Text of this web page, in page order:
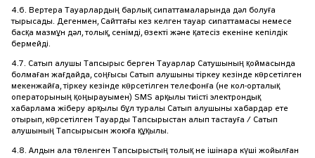
4.6. Вертера Тауарлардың барлық сипаттамаларында дәл болуға
тырысады. Дегенмен, Сайттағы кез келген тауар сипаттамасы немесе
басқа мазмұн дәл, толық, сенімді, өзекті және қатесіз екеніне кепілдік
бермейді.
4.7. Сатып алушы Тапсырыс берген Тауарлар Сатушының қоймасында
болмаған жағдайда, соңғысы Сатып алушыны тіркеу кезінде көрсетілген
мекенжайға, тіркеу кезінде көрсетілген телефонға (не кол-орталық
операторының қоңырауымен) SMS арқылы тиісті электрондық
хабарлама жіберу арқылы бұл туралы Сатып алушыны хабардар ете
отырып, көрсетілген Тауарды Тапсырыстан алып тастауға / Сатып
алушының Тапсырысын жоюға құқылы.
4.8. Алдын ала төленген Тапсырыстың толық не ішінара күші жойылған